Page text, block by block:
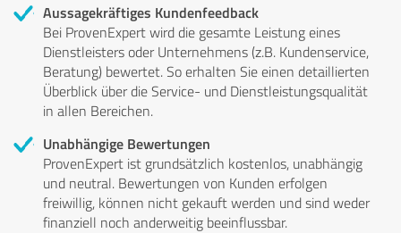
Aussagekräftiges Kundenfeedback
Bei ProvenExpert wird die gesamte Leistung eines
Dienstleisters oder Unternehmens (z.B. Kundenservice,
Beratung) bewertet. So erhalten Sie einen detaillierten
Überblick über die Service- und Dienstleistungsqualität
in allen Bereichen.
Unabhängige Bewertungen
ProvenExpert ist grundsätzlich kostenlos, unabhängig
und neutral. Bewertungen von Kunden erfolgen
freiwillig, können nicht gekauft werden und sind weder
finanziell noch anderweitig beeinflussbar.